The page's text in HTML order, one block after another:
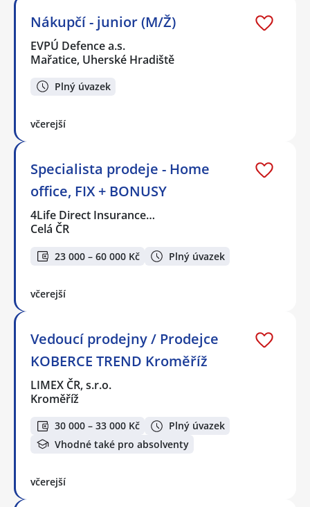
Nákupčí - junior (M/Ž)
EVPÚ Defence a.s.
Mařatice, Uherské Hradiště
Plný úvazek
včerejší
Specialista prodeje - Home
office, FIX + BONUSY
4Life Direct Insurance…
Celá ČR
23 000 – 60 000 Kč Plný úvazek
včerejší
Vedoucí prodejny / Prodejce
KOBERCE TREND Kroměříž
LIMEX ČR, s.r.o.
Kroměříž
30 000 – 33 000 Kč
Plný úvazek
Vhodné také pro absolventy
včerejší